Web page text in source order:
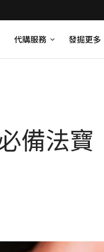
代購服務 發掘更多
備法